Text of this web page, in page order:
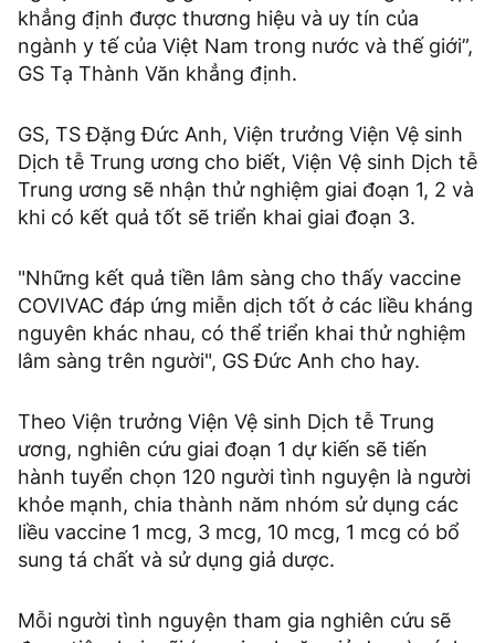
khẳng định được thương hiệu và uy tín của
ngành y tế của Việt Nam trong nước và thế giới”,
GS Tạ Thành Văn khẳng định.
GS, TS Đặng Đức Anh, Viện trưởng Viện Vệ sinh
Dịch tễ Trung ương cho biết, Viện Vệ sinh Dịch tễ
Trung ương sẽ nhận thử nghiệm giai đoạn 1, 2 và
khi có kết quả tốt sẽ triển khai giai đoạn 3.
"Những kết quả tiền lâm sàng cho thấy vaccine
COVIVAC đáp ứng miễn dịch tốt ở các liều kháng
nguyên khác nhau, có thể triển khai thử nghiệm
lâm sàng trên người", GS Đức Anh cho hay.
Theo Viện trưởng Viện Vệ sinh Dịch tễ Trung
ương, nghiên cứu giai đoạn 1 dự kiến sẽ tiến
hành tuyển chọn 120 người tình nguyện là người
khỏe mạnh, chia thành năm nhóm sử dụng các
liều vaccine 1 mcg, 3 mcg, 10 mcg, 1 mcg có bổ
sung tá chất và sử dụng giả dược.
Mỗi người tình nguyện tham gia nghiên cứu sẽ